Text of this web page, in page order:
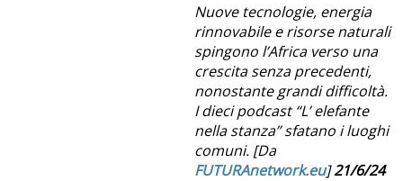
Nuove tecnologie, energia
rinnovabile e risorse naturali
spingono l’Africa verso una
crescita senza precedenti,
nonostante grandi difficoltà.
I dieci podcast “L’ elefante
nella stanza” sfatano i luoghi
comuni. [Da
FUTURAnetwork.eu]21/6/24